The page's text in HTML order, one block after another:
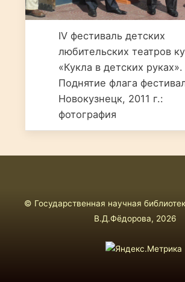
IV фестиваль детских
любительских театров
«Кукла в детских руках».
Поднятие флага
Новокузнецк, 2011 г.:
фотография
© Государственная научная
В.Д.Фёдорова, 2026